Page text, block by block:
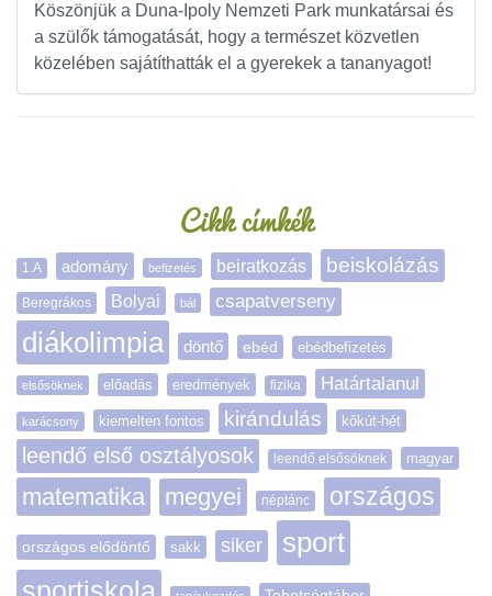
Köszönjük a Duna-Ipoly Nemzeti Park munkatársai és
a szülők támogatását, hogy a természet közvetlen
közelében sajátíthatták el a gyerekek a tananyagot!
Cikk címkék
1.A adomány befizetés beiratkozás beiskolázás
Beregrákos Bolyai bál csapatverseny
diákolimpia döntő ebéd ebédbefizetés
elsősöknek előadás eredmények fizika Határtalanul
karácsony kiemelten fontos kirándulás kőkút-hét
leendő első osztályosok leendő elsősöknek magyar
matematika megyei néptánc országos
országos elődöntő sakk siker sport